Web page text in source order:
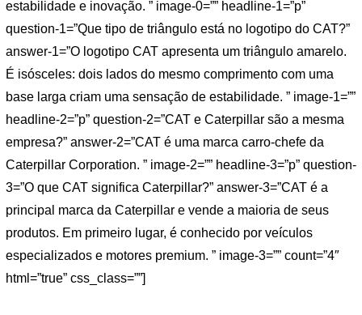
estabilidade e inovação. ” image-0=”” headline-1=”p”
question-1=”Que tipo de triângulo está no logotipo do CAT?”
answer-1=”O logotipo CAT apresenta um triângulo amarelo.
É isósceles: dois lados do mesmo comprimento com uma
base larga criam uma sensação de estabilidade. ” image-1=””
headline-2=”p” question-2=”CAT e Caterpillar são a mesma
empresa?” answer-2=”CAT é uma marca carro-chefe da
Caterpillar Corporation. ” image-2=”” headline-3=”p” question-
3=”O que CAT significa Caterpillar?” answer-3=”CAT é a
principal marca da Caterpillar e vende a maioria de seus
produtos. Em primeiro lugar, é conhecido por veículos
especializados e motores premium. ” image-3=”” count=”4″
html=”true” css_class=””]